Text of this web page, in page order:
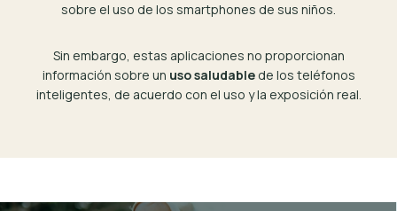
sobre el uso de los smartphones de sus niños.
Sin embargo, estas aplicaciones no proporcionan
información sobre un uso saludablede los teléfonos
inteligentes, de acuerdo con el uso y la exposición real.